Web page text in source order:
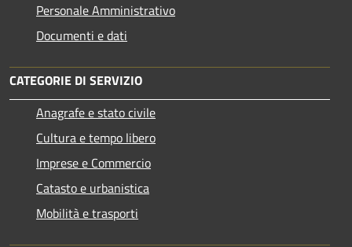
Personale Amministrativo
Documenti e dati
CATEGORIE DI SERVIZIO
Anagrafe e stato civile
Cultura e tempo libero
Imprese e Commercio
Catasto e urbanistica
Mobilità e trasporti